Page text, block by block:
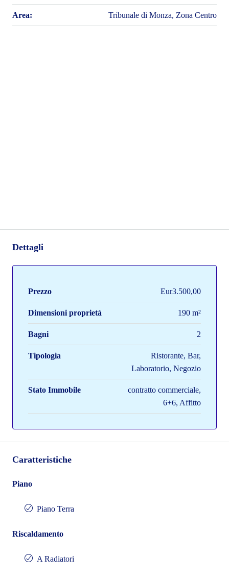
Area: Tribunale di Monza, Zona Centro
Dettagli
Prezzo Eur3.500,00
Dimensioni proprietà 190 m²
Bagni 2
Tipologia
Ristorante, Bar,
Laboratorio, Negozio
Stato Immobile
contratto commerciale,
6+6, Affitto
Caratteristiche
Piano
Piano Terra
Riscaldamento
A Radiatori